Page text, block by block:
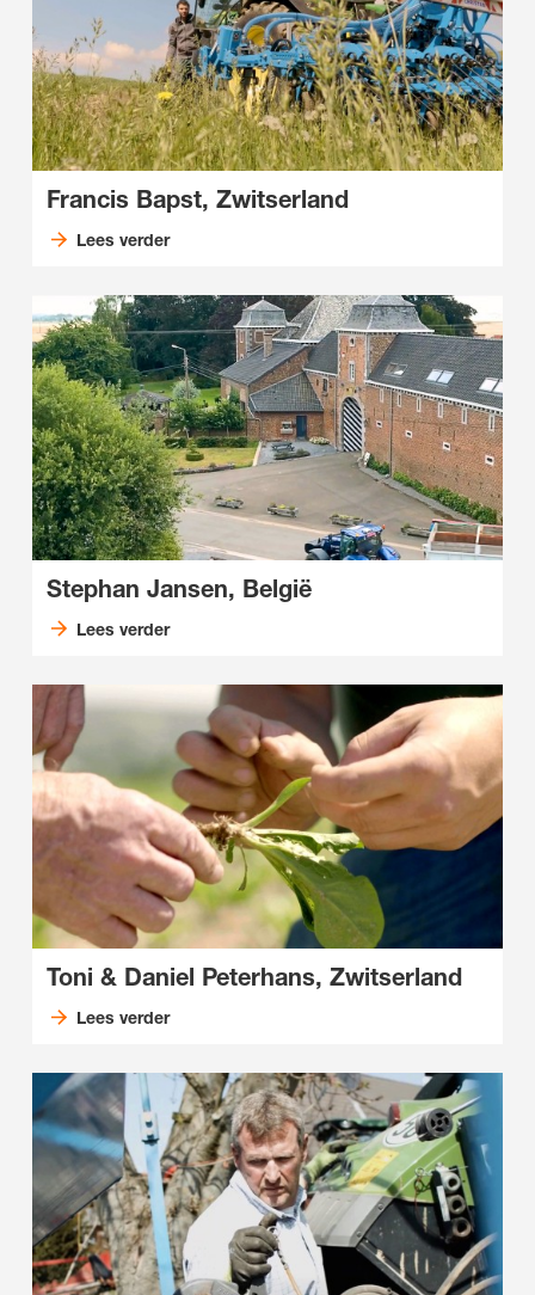
Francis Bapst, Zwitserland
Lees verder
Stephan Jansen, België
Lees verder
Toni & Daniel Peterhans, Zwitserland
Lees verder